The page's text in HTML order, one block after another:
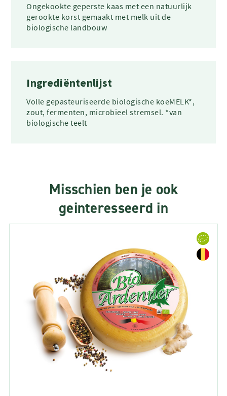
Ongekookte geperste kaas met een natuurlijk
gerookte korst gemaakt met melk uit de
biologische landbouw
Ingrediëntenlijst
Volle gepasteuriseerde biologische koeMELK*,
zout, fermenten, microbieel stremsel. *van
biologische teelt
Misschien ben je ook
geinteresseerd in